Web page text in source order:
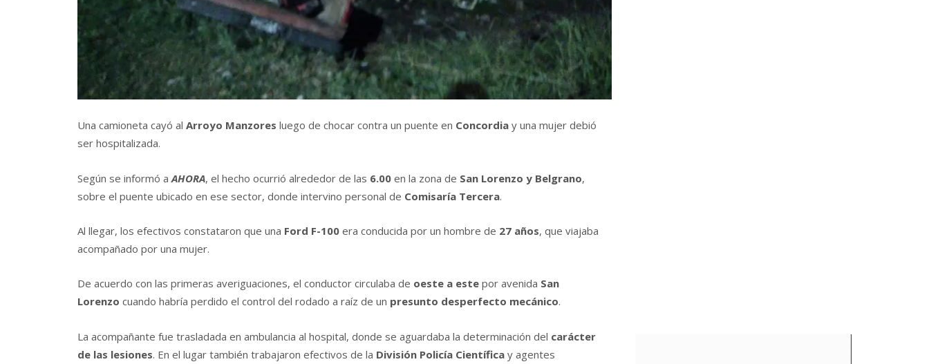
Una camioneta cayó al Arroyo Manzores luego de chocar contra un puente en Concordia y una mujer debió
ser hospitalizada.
Según se informó a AHORA, el hecho ocurrió alrededor de las 6.00 en la zona de San Lorenzo y Belgrano,
sobre el puente ubicado en ese sector, donde intervino personal de Comisaría Tercera.
Al llegar, los efectivos constataron que una Ford F-100 era conducida por un hombre de 27 años, que viajaba
acompañado por una mujer.
De acuerdo con las primeras averiguaciones, el conductor circulaba de oeste a este por avenida San
Lorenzo cuando habría perdido el control del rodado a raíz de un presunto desperfecto mecánico.
La acompañante fue trasladada en ambulancia al hospital, donde se aguardaba la determinación del carácter
de las lesiones. En el lugar también trabajaron efectivos de la División Policía Científica y agentes